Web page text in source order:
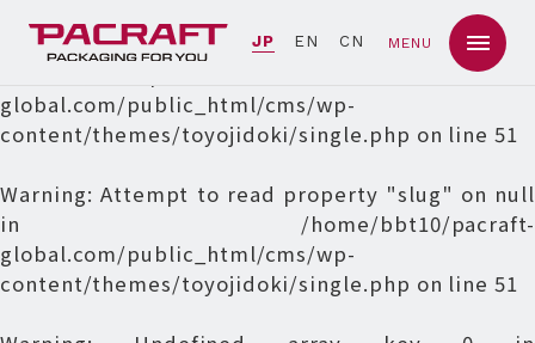
JP EN CN MENU
Warning: Undefined array key 0 in
global.com/public_html/cms/wp-
content/themes/toyojidoki/single.php on line51
Warning: Attempt to read property "slug" on null
in /home/bbt10/pacraft-
global.com/public_html/cms/wp-
content/themes/toyojidoki/single.php on line51